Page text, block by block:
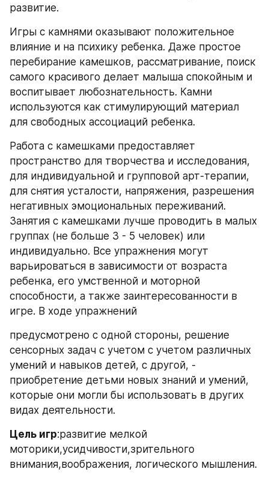
развитие.
Игры с камнями оказывают положительное
влияние и на психику ребенка. Даже простое
перебирание камешков, рассматривание, поиск
самого красивого делает малыша спокойным и
воспитывает любознательность. Камни
используются как стимулирующий материал
для свободных ассоциаций ребенка.
Работа с камешками предоставляет
пространство для творчества и исследования,
для индивидуальной и групповой арт-терапии,
для снятия усталости, напряжения, разрешения
негативных эмоциональных переживаний.
Занятия с камешками лучше проводить в малых
группах (не больше 3 - 5 человек) или
индивидуально. Все упражнения могут
варьироваться в зависимости от возраста
ребенка, его умственной и моторной
способности, а также заинтересованности в
игре. В ходе упражнений
предусмотрено с одной стороны, решение
сенсорных задач с учетом с учетом различных
умений и навыков детей, с другой, -
приобретение детьми новых знаний и умений,
которые они могли бы использовать в других
видах деятельности.
Цель игр:развитие мелкой
моторики,усидчивости,зрительного
внимания,воображения, логического мышления.